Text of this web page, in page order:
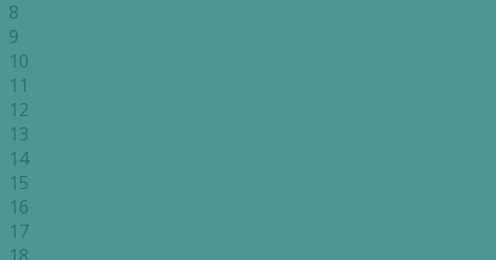
8
9
10
11
12
13
14
15
16
17